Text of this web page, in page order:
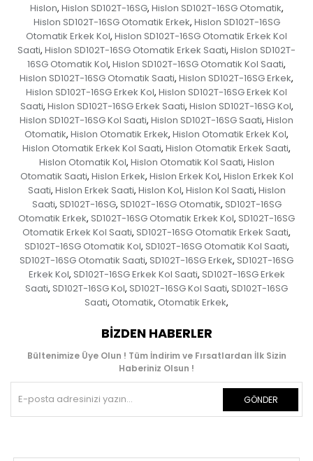
Hislon, Hislon SD102T-16SG, Hislon SD102T-16SG Otomatik,
Hislon SD102T-16SG Otomatik Erkek, Hislon SD102T-16SG
Otomatik Erkek Kol, Hislon SD102T-16SG Otomatik Erkek Kol
Saati, Hislon SD102T-16SG Otomatik Erkek Saati, Hislon SD102T-
16SG Otomatik Kol, Hislon SD102T-16SG Otomatik Kol Saati,
Hislon SD102T-16SG Otomatik Saati, Hislon SD102T-16SG Erkek,
Hislon SD102T-16SG Erkek Kol, Hislon SD102T-16SG Erkek Kol
Saati, Hislon SD102T-16SG Erkek Saati, Hislon SD102T-16SG Kol,
Hislon SD102T-16SG Kol Saati, Hislon SD102T-16SG Saati, Hislon
Otomatik, Hislon Otomatik Erkek, Hislon Otomatik Erkek Kol,
Hislon Otomatik Erkek Kol Saati, Hislon Otomatik Erkek Saati,
Hislon Otomatik Kol, Hislon Otomatik Kol Saati, Hislon
Otomatik Saati, Hislon Erkek, Hislon Erkek Kol, Hislon Erkek Kol
Saati, Hislon Erkek Saati, Hislon Kol, Hislon Kol Saati, Hislon
Saati, SD102T-16SG, SD102T-16SG Otomatik, SD102T-16SG
Otomatik Erkek, SD102T-16SG Otomatik Erkek Kol, SD102T-16SG
Otomatik Erkek Kol Saati, SD102T-16SG Otomatik Erkek Saati,
SD102T-16SG Otomatik Kol, SD102T-16SG Otomatik Kol Saati,
SD102T-16SG Otomatik Saati, SD102T-16SG Erkek, SD102T-16SG
Erkek Kol, SD102T-16SG Erkek Kol Saati, SD102T-16SG Erkek
Saati, SD102T-16SG Kol, SD102T-16SG Kol Saati, SD102T-16SG
Saati, Otomatik, Otomatik Erkek,
BIZDEN HABERLER
Bültenimize Üye Olun ! Tüm İndirim ve Fırsatlardan İlk Sizin
Haberiniz Olsun !
GÖNDER